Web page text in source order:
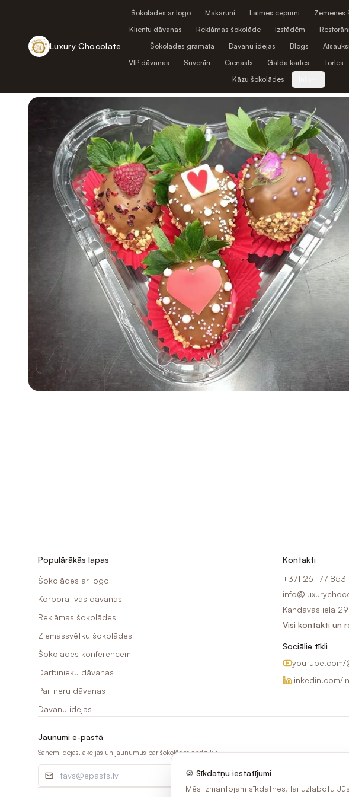
Luxury Chocolate
Šokolādes ar logo Makarūni Laimes cepumi Zemenes
Klientu dāvanas
Reklāmas šokolāde Izstādēm
Šokolādes grāmata
Dāvanu idejas Blogs
VIP dāvanas
Suvenīri Cienasts Galda kartes Tortes
Kāzu šokolādes
Populārākās lapas
Šokolādes ar logo
Korporatīvās dāvanas
Reklāmas šokolādes
Ziemassvētku šokolādes
Šokolādes konferencēm
Darbinieku dāvanas
Partneru dāvanas
Dāvanu idejas
Kontakti
+371 26 177 853
Kandavas iela
Visi kontakti un
Sociālie tīkli
youtube.com/
linkedin.com/
Jaunumi e-pastā
Saņem idejas, akcijas un jaunumus par šokolādes apdruku.
🍪 Sīkdatņu iestatījumi
Mēs izmantojam sīkdatnes, lai uzlabotu